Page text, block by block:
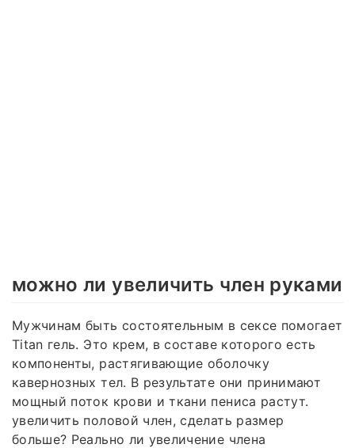
можно ли увеличить член руками
Мужчинам быть состоятельным в сексе помогает
Titan гель. Это крем, в составе которого есть
компоненты, растягивающие оболочку
кавернозных тел. В результате они принимают
мощный поток крови и ткани пениса растут.
увеличить половой член, сделать размер
больше? Реально ли увеличение члена